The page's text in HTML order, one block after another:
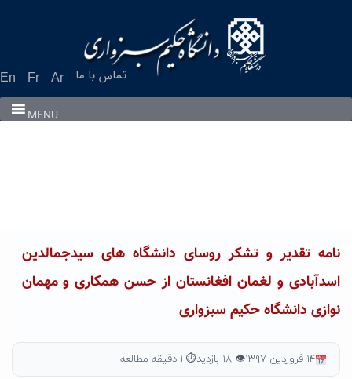
En Fr Ar تماس با ما
MENU
نامه تقدیر و تشکر روسای دانشگاه های سیدجمالدین
اسدآبادی و لغمان افغانستان از حسن همکاری و مهمان
نوازی دانشگاه حکیم سبزواری
۱۴ فروردین ۱۳۹۷ 👁 ۱۸ بازدید ⏱ ۱ دقیقه مطالعه